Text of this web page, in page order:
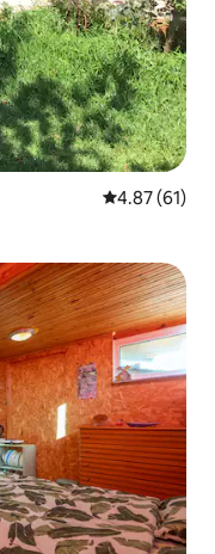
Calificación
4.87 (61)